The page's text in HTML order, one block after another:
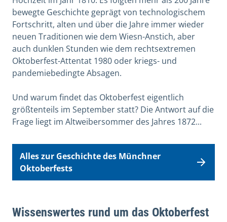
bewegte Geschichte geprägt von technologischem
Fortschritt, alten und über die Jahre immer wieder
neuen Traditionen wie dem Wiesn-Anstich, aber
auch dunklen Stunden wie dem rechtsextremen
Oktoberfest-Attentat 1980 oder kriegs- und
pandemiebedingte Absagen.
Und warum findet das Oktoberfest eigentlich
größtenteils im September statt? Die Antwort auf die
Frage liegt im Altweibersommer des Jahres 1872...
Alles zur Geschichte des Münchner
Oktoberfests
Wissenswertes rund um das Oktoberfest